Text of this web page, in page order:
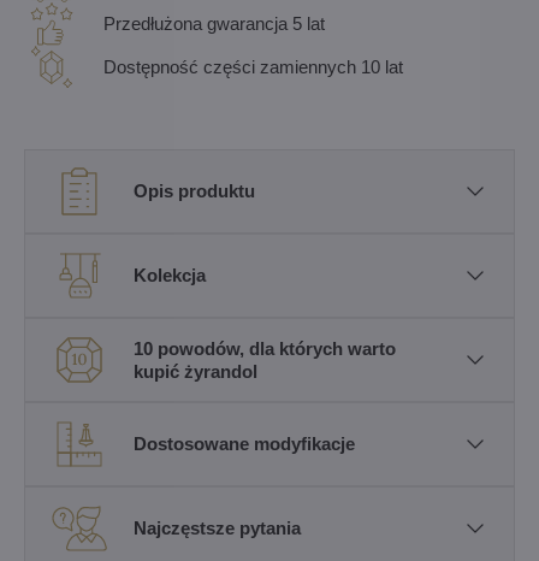
Przedłużona gwarancja 5 lat
Dostępność części zamiennych 10 lat
Opis produktu
Kolekcja
10 powodów, dla których warto
kupić żyrandol
Dostosowane modyfikacje
Najczęstsze pytania